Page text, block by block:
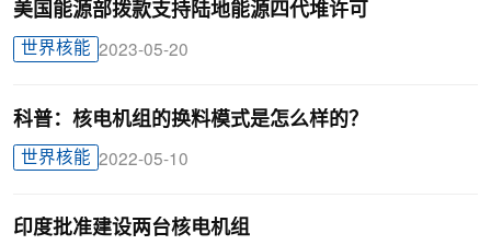
美国能源部拨款支持陆地能源四代堆许可
世界核能 2023-05-20
科普：核电机组的换料模式是怎么样的？
世界核能 2022-05-10
​印度批准建设两台核电机组